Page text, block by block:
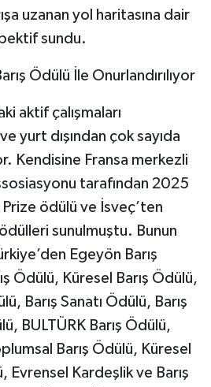
uzanan yol haritasına dair
sundu.
Ödülü İle Onurlandırılıyor
aktif çalışmaları
yurt dışından çok sayıda
Kendisine Fransa merkezli
tarafından 2025
ödülü ve İsveç’ten
sunulmuştu. Bunun
Egeyön Barış
Ödülü, Küresel Barış Ödülü,
Barış Sanatı Ödülü, Barış
BULTÜRK Barış Ödülü,
Barış Ödülü, Küresel
Evrensel Kardeşlik ve Barış